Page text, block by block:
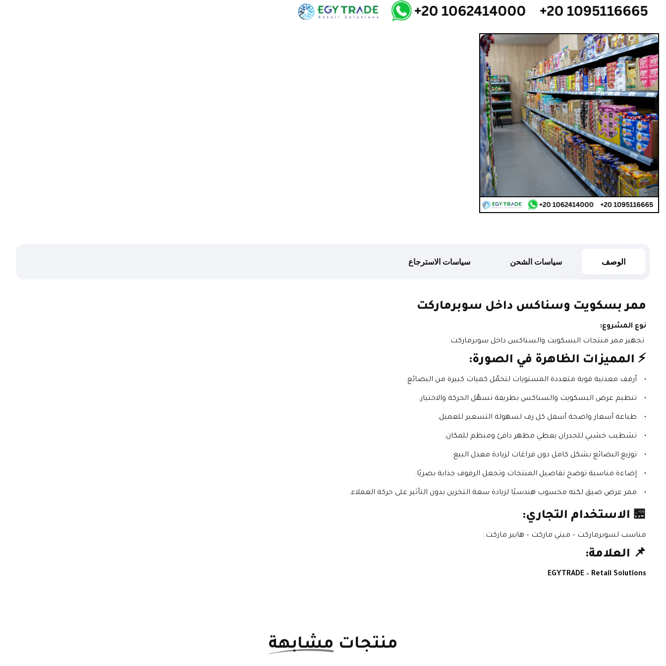
الوصف سياسات الشحن سياسات الاسترجاع
ممر بسكويت وسناكس داخل سوبرماركت
نوع المشروع:
⚡ المميزات الظاهرة في الصورة:
أرفف معدنية قوية متعددة المستويات لتحمّل كميات كبيرة من البضائع.
تنظيم عرض البسكويت والسناكس بطريقة تسهّل الحركة والاختيار.
طباعة أسعار واضحة أسفل كل رف لسهولة التسعير للعميل.
تشطيب خشبي للجدران يعطي مظهر دافئ ومنظم للمكان.
توزيع البضائع بشكل كامل دون فراغات لزيادة معدل البيع.
إضاءة مناسبة توضح تفاصيل المنتجات وتجعل الرفوف جذابة بصريًا.
ممر عرض ضيق لكنه محسوب هندسيًا لزيادة سعة التخزين بدون التأثير على حركة العملاء.
🏪 الاستخدام التجاري:
مناسب لسوبرماركت – ميني ماركت – هايبر ماركت.
📌 العلامة:
EGYTRADE – Retail Solutions
منتجات مشابهة